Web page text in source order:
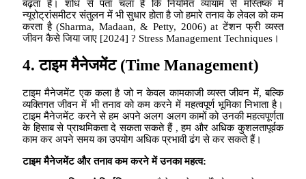
बढ़ता है। शोध से पता चला है कि नियमित व्यायाम से मस्तिष्क में
न्यूरोट्रांसमीटर संतुलन में भी सुधार होता है जो हमारे तनाव के लेवल को कम
करता है (Sharma, Madaan, & Petty, 2006) at टेंशन फ्री व्यस्त
जीवन कैसे जिया जाए [2024] ? Stress Management Techniques।
4.टाइम मैनेजमेंट (Time Management)
टाइम मैनेजमेंट एक कला है जो न केवल कामकाजी व्यस्त जीवन में, बल्कि
व्यक्तिगत जीवन में भी तनाव को कम करने में महत्वपूर्ण भूमिका निभाता है।
टाइम मैनेजमेंट करने से हम अपने अलग अलग कामों को उनकी महत्वपूर्णता
के हिसाब से प्राथमिकता दे सकता सकते हैं , हम और अधिक कुशलतापूर्वक
काम कर अपने समय का उपयोग अधिक प्रभावी ढंग से कर सकते हैं।
टाइम मैनेजमेंट और तनाव कम करने में उनका महत्व: